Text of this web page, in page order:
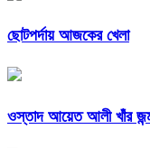
ছোটপর্দায় আজকের খেলা
ওস্তাদ আয়েত আলী খাঁর